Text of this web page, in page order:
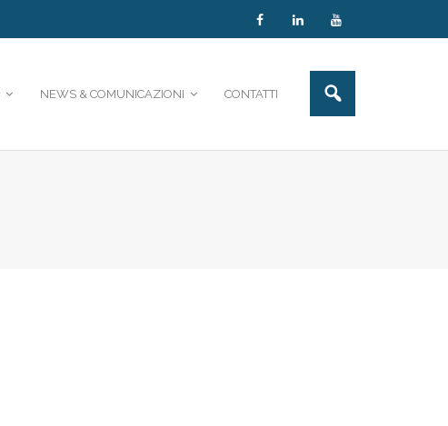
NEWS & COMUNICAZIONI CONTATTI